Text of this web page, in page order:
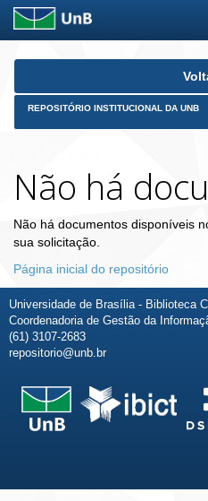
Skip
REPOSITÓRIO INSTITUCIONAL DA UNB
Não há
Não há documentos disponíveis
sua solicitação.
Página inicial do repositório
Universidade de Brasília - Biblioteca
Coordenadoria de Gestão da
(61) 3107-2683
repositorio@unb.br